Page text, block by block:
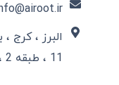
البرز ، کرج
11 ، طبقه 2 ، واحد شرقی